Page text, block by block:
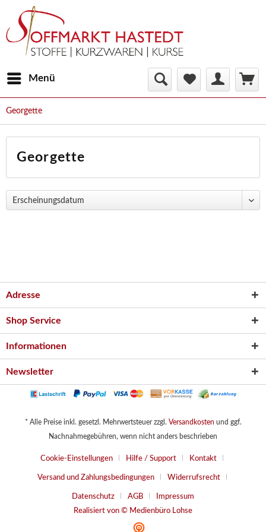
Menü
Georgette
Georgette
Adresse
Shop Service
Informationen
Newsletter
* Alle Preise inkl. gesetzl. Mehrwertsteuer zzgl. Versandkosten und ggf.
Nachnahmegebühren, wenn nicht anders beschrieben
Cookie-Einstellungen Hilfe / Support Kontakt
Versand und Zahlungsbedingungen Widerrufsrecht
Datenschutz AGB
Impressum
Realisiert von © Medienbüro Lohse